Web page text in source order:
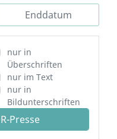
nur in
Überschriften
nur im Text
nur in
Bildunterschriften
Presse